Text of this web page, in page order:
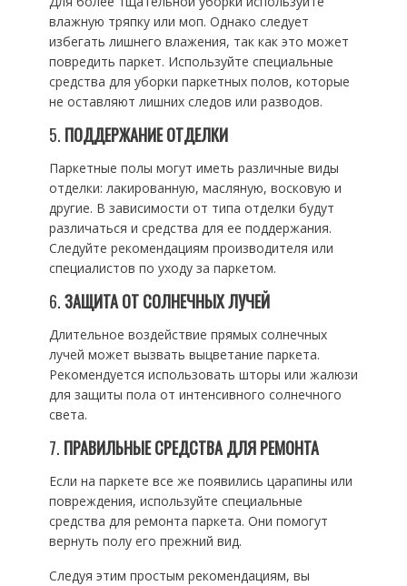
влажную тряпку или моп. Однако следует
избегать лишнего влажения, так как это может
повредить паркет. Используйте специальные
средства для уборки паркетных полов, которые
не оставляют лишних следов или разводов.
5. ПОДДЕРЖАНИЕ ОТДЕЛКИ
Паркетные полы могут иметь различные виды
отделки: лакированную, масляную, восковую и
другие. В зависимости от типа отделки будут
различаться и средства для ее поддержания.
Следуйте рекомендациям производителя или
специалистов по уходу за паркетом.
6.ЗАЩИТА ОТ СОЛНЕЧНЫХ ЛУЧЕЙ
Длительное воздействие прямых солнечных
лучей может вызвать выцветание паркета.
Рекомендуется использовать шторы или жалюзи
для защиты пола от интенсивного солнечного
света.
7. ПРАВИЛЬНЫЕ СРЕДСТВА ДЛЯ РЕМОНТА
Если на паркете все же появились царапины или
повреждения, используйте специальные
средства для ремонта паркета. Они помогут
вернуть полу его прежний вид.
Следуя этим простым рекомендациям, вы